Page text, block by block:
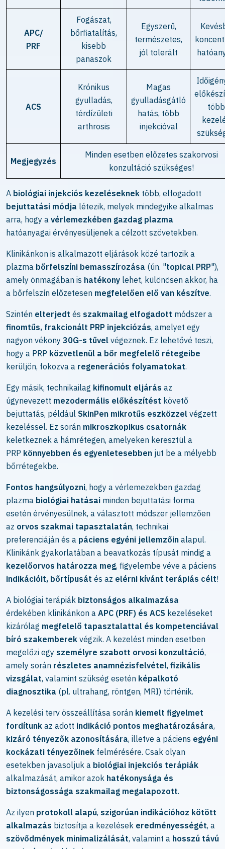
APC/
PRF
Fogászat,
bőrfiatalítás,
kisebb
panaszok
Egyszerű,
természetes,
jól tolerált
ACS
Krónikus
gyulladás,
térdízületi
arthrosis
Magas
gyulladásgátló
hatás, több
injekcióval
több
Megjegyzés
Minden esetben előzetes szakorvosi
konzultáció szükséges!
A biológiai injekciós kezeléseknek több, elfogadott
bejuttatási módja létezik, melyek mindegyike alkalmas
arra, hogy a vérlemezkében gazdag plazma
hatóanyagai érvényesüljenek a célzott szövetekben.
Klinikánkon is alkalmazott eljárások közé tartozik a
plazma bőrfelszíni bemasszírozása (ún. "topical PRP"),
amely önmagában is hatékony lehet, különösen akkor, ha
a bőrfelszín előzetesen megfelelően elő van készítve.
Szintén elterjedt és szakmailag elfogadott módszer a
finomtűs, frakcionált PRP injekciózás, amelyet egy
nagyon vékony 30G-s tűvel végeznek. Ez lehetővé teszi,
hogy a PRP közvetlenül a bőr megfelelő rétegeibe
kerüljön, fokozva a regenerációs folyamatokat.
Egy másik, technikailag kifinomult eljárás az
úgynevezett mezodermális előkészítést követő
bejuttatás, például SkinPen mikrotűs eszközzel végzett
kezeléssel. Ez során mikroszkopikus csatornák
keletkeznek a hámrétegen, amelyeken keresztül a
PRP könnyebben és egyenletesebben jut be a mélyebb
bőrrétegekbe.
Fontos hangsúlyozni, hogy a vérlemezekben gazdag
plazma biológiai hatásai minden bejuttatási forma
esetén érvényesülnek, a választott módszer jellemzően
az orvos szakmai tapasztalatán, technikai
preferenciáján és a páciens egyéni jellemzőin alapul.
Klinikánk gyakorlatában a beavatkozás típusát mindig a
kezelőorvos határozza meg, figyelembe véve a páciens
indikációit, bőrtípusát és az elérni kívánt terápiás célt!
A biológiai terápiák biztonságos alkalmazása
érdekében klinikánkon a APC (PRF) és ACS kezeléseket
kizárólag megfelelő tapasztalattal és kompetenciával
bíró szakemberek végzik. A kezelést minden esetben
megelőzi egy személyre szabott orvosi konzultáció,
amely során részletes anamnézisfelvétel, fizikális
vizsgálat, valamint szükség esetén képalkotó
diagnosztika (pl. ultrahang, röntgen, MRI) történik.
A kezelési terv összeállítása során kiemelt figyelmet
fordítunk az adott indikáció pontos meghatározására,
kizáró tényezők azonosítására, illetve a páciens egyéni
kockázati tényezőinek felmérésére. Csak olyan
esetekben javasoljuk a biológiai injekciós terápiák
alkalmazását, amikor azok hatékonysága és
biztonságossága szakmailag megalapozott.
Az ilyen protokoll alapú, szigorúan indikációhoz kötött
alkalmazás biztosítja a kezelések eredményességét, a
szövődmények minimalizálását, valamint a hosszú távú